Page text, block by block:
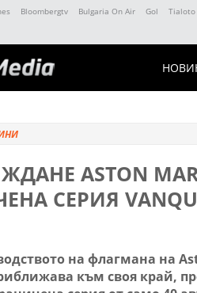
Bloombergtv Bulgaria On Air Gol Tialoto
ASTON
СЕРИЯ
на флагмана на
към своя край,